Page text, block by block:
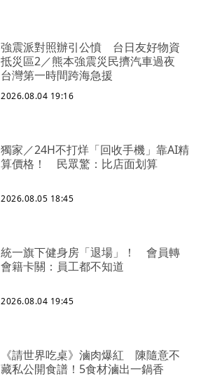
強震派對照辦引公憤 台日友好物資
抵災區2／熊本強震災民擠汽車過夜
台灣第一時間跨海急援
2026.08.04 19:16
獨家／24H不打烊「回收手機」靠AI精
算價格！ 民眾驚：比店面划算
2026.08.05 18:45
統一旗下健身房「退場」！ 會員轉
會籍卡關：員工都不知道
2026.08.04 19:45
《請世界吃桌》滷肉爆紅 陳隨意不
藏私公開食譜！5食材滷出一鍋香